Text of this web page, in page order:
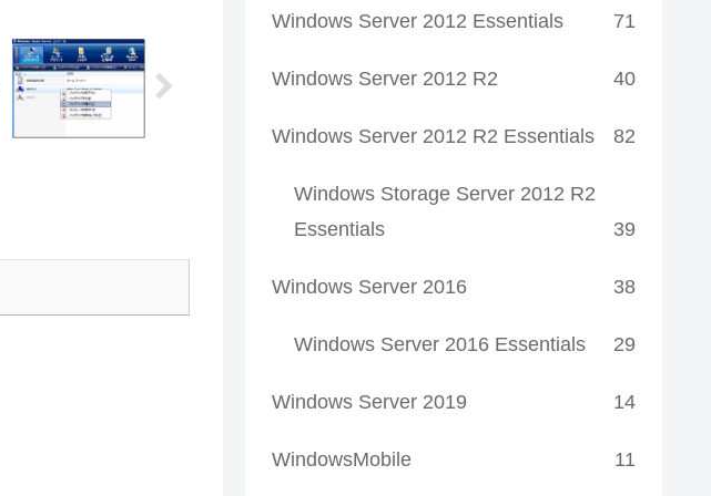
Windows Server 2012 Essentials 71
Windows Server 2012 R2 40
Windows Server 2012 R2 Essentials 82
Windows Storage Server 2012 R2
Essentials
39
Windows Server 2016 38
Windows Server 2016 Essentials 29
Windows Server 2019 14
WindowsMobile 11